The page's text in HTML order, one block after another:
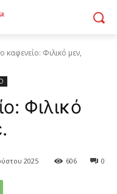
καφενείο: Φιλικό μεν,
Φιλικό
2025 0
606